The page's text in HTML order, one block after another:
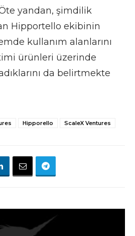
yandan, şimdilik
Hipportello ekibinin
kullanım alanlarını
ürünleri üzerinde
da belirtmekte
Hipporello ScaleX Ventures